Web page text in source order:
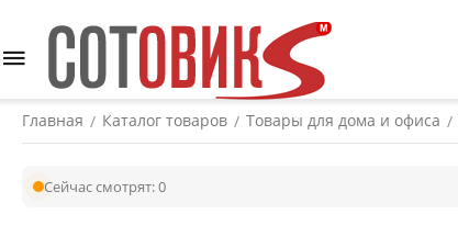
Главная / Каталог товаров / Товары для дома и офиса /
Сейчас смотрят:0